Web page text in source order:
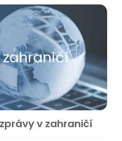
zahraničí
v zahraničí